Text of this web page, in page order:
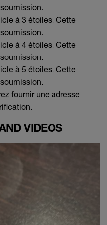
à 3 étoiles. Cette
à 4 étoiles. Cette
à 5 étoiles. Cette
fournir une adresse
VIDEOS